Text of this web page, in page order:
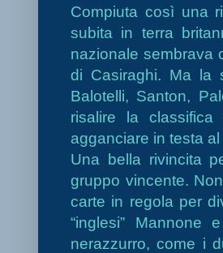
Compiuta così una
subita in terra
nazionale sembrava
di Casiraghi. Ma la
Balotelli, Santon,
risalire la classifica
agganciare in testa
Una bella rivincita
gruppo vincente.
carte in regola per
“inglesi”
nerazzurro, come i